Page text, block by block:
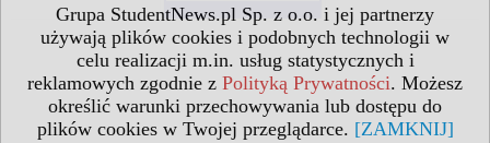
Grupa StudentNews.pl Sp. z o.o. i jej partnerzy
używają plików cookies i podobnych technologii w
celu realizacji m.in. usług statystycznych i
reklamowych zgodnie z Polityką Prywatności. Możesz
określić warunki przechowywania lub dostępu do
plików cookies w Twojej przeglądarce. [ZAMKNIJ]